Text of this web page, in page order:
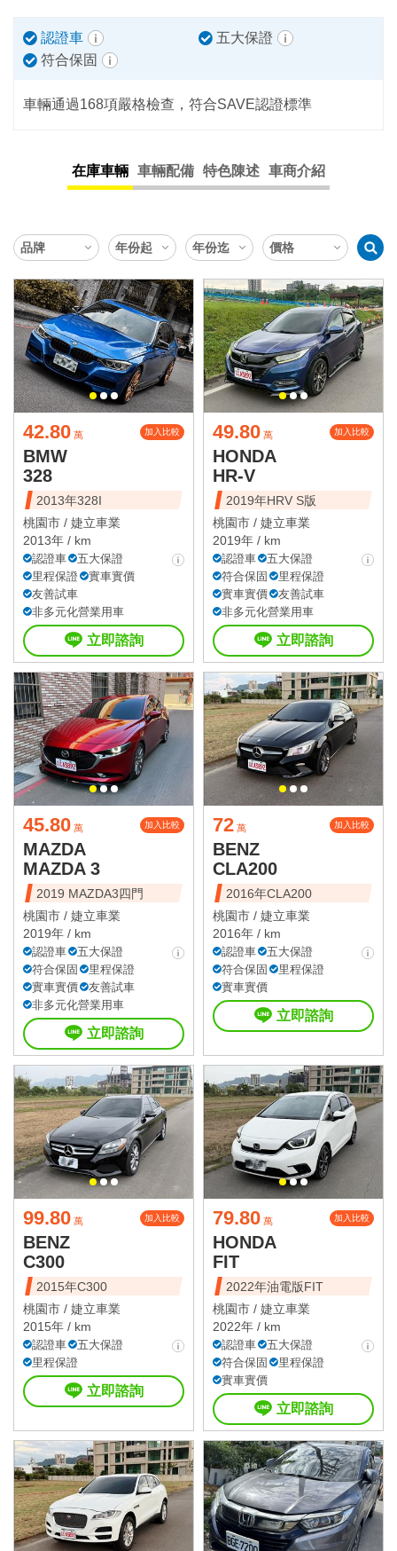
認證車
五大保證
符合保固
車輛通過168項嚴格檢查，符合SAVE認證標準
在庫車輛 車輛配備 特色陳述 車商介紹
42.80 萬 加入比較
BMW
328
2013年328I
桃園市 / 婕立車業
2013年 / km
認證車
五大保證
里程保證
實車實價
友善試車
非多元化營業用車
立即諮詢
49.80 萬 加入比較
HONDA
HR-V
2019年HRV S版
桃園市 / 婕立車業
2019年 / km
認證車
五大保證
符合保固
里程保證
實車實價
友善試車
非多元化營業用車
立即諮詢
45.80 萬 加入比較
MAZDA
MAZDA 3
2019 MAZDA3四門
桃園市 / 婕立車業
2019年 / km
認證車
五大保證
符合保固
里程保證
實車實價
友善試車
非多元化營業用車
立即諮詢
72 萬 加入比較
BENZ
CLA200
2016年CLA200
桃園市 / 婕立車業
2016年 / km
認證車
五大保證
符合保固
里程保證
實車實價
立即諮詢
99.80 萬 加入比較
BENZ
C300
2015年C300
桃園市 / 婕立車業
2015年 / km
認證車
五大保證
里程保證
立即諮詢
79.80 萬 加入比較
HONDA
FIT
2022年油電版FIT
桃園市 / 婕立車業
2022年 / km
認證車
五大保證
符合保固
里程保證
實車實價
立即諮詢